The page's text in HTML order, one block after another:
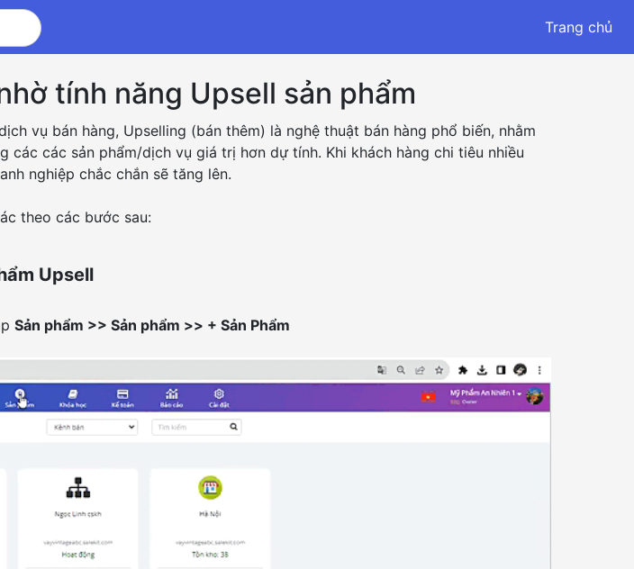
Trang chủ
tính năng Upsell sản phẩm
vụ bán hàng, Upselling (bán thêm) là nghệ thuật bán hàng phổ biến, nhằm
các các sản phẩm/dịch vụ giá trị hơn dự tính. Khi khách hàng chi tiêu nhiều
nghiệp chắc chắn sẽ tăng lên.
theo các bước sau:
Upsell
Sản phẩm >> Sản phẩm >> + Sản Phẩm